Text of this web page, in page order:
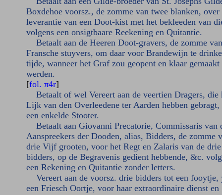
Boxdehoe voorsz., de zomme van twee blanken, over
leverantie van een Doot-kist met het bekleeden van
volgens een onsigtbaare Reekening en Quitantie.
Betaalt aan de Heeren Doot-gravers, de zomme
Fransche stuyvers, om daar voor Brandewijn te
tijde, wanneer het Graf zou geopent en klaar gemaakt
werden.
[fol. π4r]
Betaalt of wel Vereert aan de veertien Dragers, die
Lijk van den Overleedene ter Aarden hebben gebragt,
een enkelde Stooter.
Betaalt aan Giovanni Precatorie, Commissaris van
Aanspreekers der Dooden, alias, Bidders, de zomme
drie Vijf grooten, voor het Regt en Zalaris van de drie
bidders, op de Begravenis gedient hebbende, &c.
een Rekening en Quitantie zonder letters.
Vereert aan de voorsz. drie bidders tot een fooytje,
een Friesch Oortje, voor haar extraordinaire dienst en